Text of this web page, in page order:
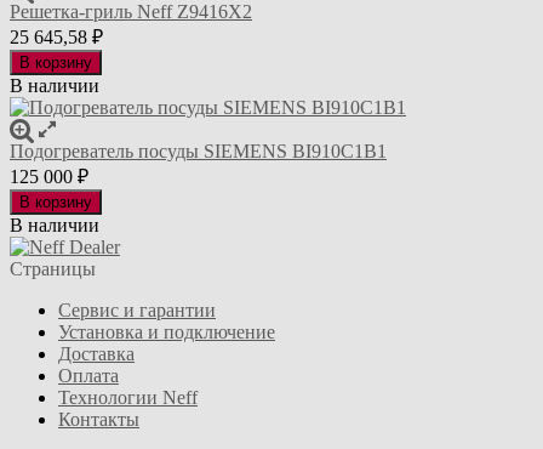
Решетка-гриль Neff Z9416X2
25 645,58 ₽
В корзину
В наличии
Подогреватель посуды SIEMENS BI910C1B1
125 000 ₽
В корзину
В наличии
Страницы
Сервис и гарантии
Установка и подключение
Доставка
Оплата
Технологии Neff
Контакты